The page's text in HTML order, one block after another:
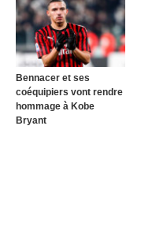
Bennacer et ses
coéquipiers vont rendre
hommage à Kobe
Bryant